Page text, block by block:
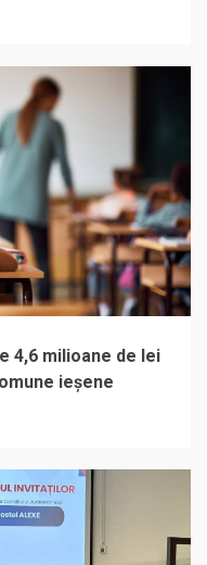
4,6 milioane de lei
ieșene